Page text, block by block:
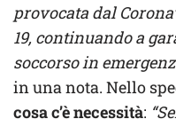
provocata dal
19, continuando a
soccorso in
in una nota. Nello
cosa c’è necessità: